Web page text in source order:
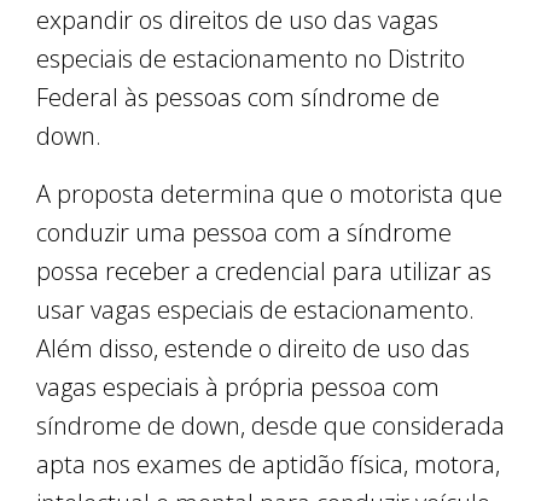
expandir os direitos de uso das vagas
especiais de estacionamento no Distrito
Federal às pessoas com síndrome de
down.
A proposta determina que o motorista que
conduzir uma pessoa com a síndrome
possa receber a credencial para utilizar as
usar vagas especiais de estacionamento.
Além disso, estende o direito de uso das
vagas especiais à própria pessoa com
síndrome de down, desde que considerada
apta nos exames de aptidão física, motora,